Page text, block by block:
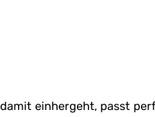
damit einhergeht, passt